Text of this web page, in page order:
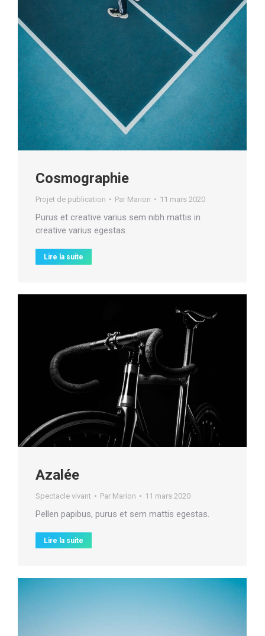
Cosmographie
Projet de publication Par Marion 11 mars 2020
Purus et creative varius sem nibh mattis in
creative varius egestas.
Lire la suite
Azalée
Spectacle vivant Par Marion 11 mars 2020
Pellen papibus, purus et sem mattis egestas.
Lire la suite